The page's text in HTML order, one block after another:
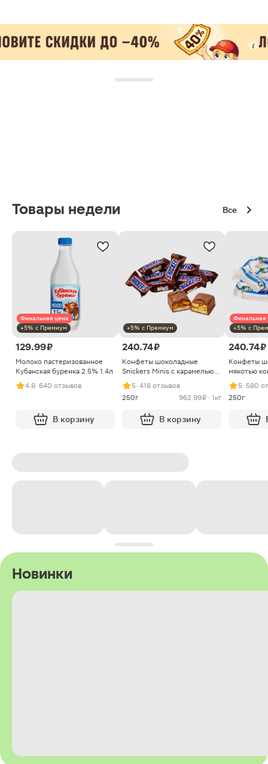
Товары недели Все
Финальная цена
+5% с Премиум
129.99 ₽
Молоко пастеризованное
Кубанская буренка 2.5% 1.4л
4.8· 640 отзывов
В корзину
+5% с Премиум
240.74 ₽
Конфеты шоколадные
Snickers Minis с карамелью
арахисом и нугой
5· 418 отзывов
250г
962.99 ₽ · 1кг
В корзину
Финальная
+5% с
240.74 ₽
Конфеты
мякотью
5· 580
250г
Новинки